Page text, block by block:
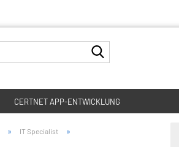
CERTNET APP-ENTWICKLUNG
» IT Specialist »